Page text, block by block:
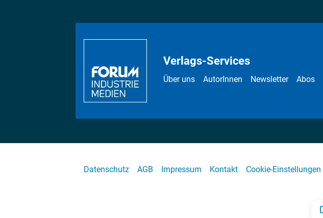
Verlags-Services
Über uns AutorInnen Newsletter Abos
Datenschutz AGB Impressum Kontakt Cookie-Einstellungen